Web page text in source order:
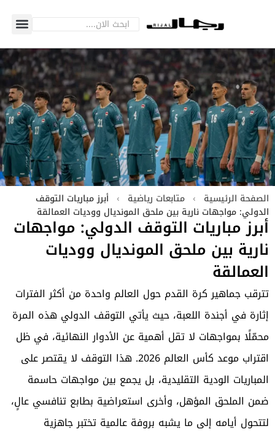
الصفحة الرئيسية › متابعات رياضية › أبرز مباريات التوقف
الدولي: مواجهات نارية بين ملحق المونديال ووديات العمالقة
أبرز مباريات التوقف الدولي: مواجهات
نارية بين ملحق المونديال ووديات
العمالقة
تترقب جماهير كرة القدم حول العالم واحدة من أكثر الفترات
إثارة في أجندة اللعبة، حيث يأتي التوقف الدولي هذه المرة
محمّلًا بمواجهات لا تقل أهمية عن الأدوار النهائية، في ظل
اقتراب موعد كأس العالم 2026. هذا التوقف لا يقتصر على
المباريات الودية التقليدية، بل يجمع بين مواجهات حاسمة
ضمن الملحق المؤهل، وأخرى استعراضية بطابع تنافسي عالٍ،
لتتحول أيامه إلى ما يشبه بروفة عالمية تختبر جاهزية